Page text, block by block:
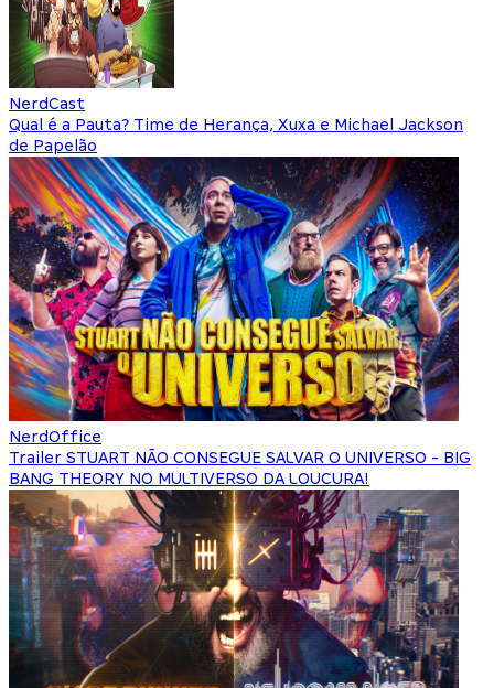
NerdCast
Qual é a Pauta? Time de Herança, Xuxa e Michael Jackson
de Papelão
NerdOffice
Trailer STUART NÃO CONSEGUE SALVAR O UNIVERSO - BIG
BANG THEORY NO MULTIVERSO DA LOUCURA!